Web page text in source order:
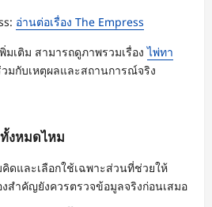
อ่านต่อเรื่อง The Empress
มเติม สามารถดูภาพรวมเรื่องไพ่ทา
มกับเหตุผลและสถานการณ์จริง
งหมดไหม
ดและเลือกใช้เฉพาะส่วนที่ช่วยให้
สำคัญยังควรตรวจข้อมูลจริงก่อนเสมอ